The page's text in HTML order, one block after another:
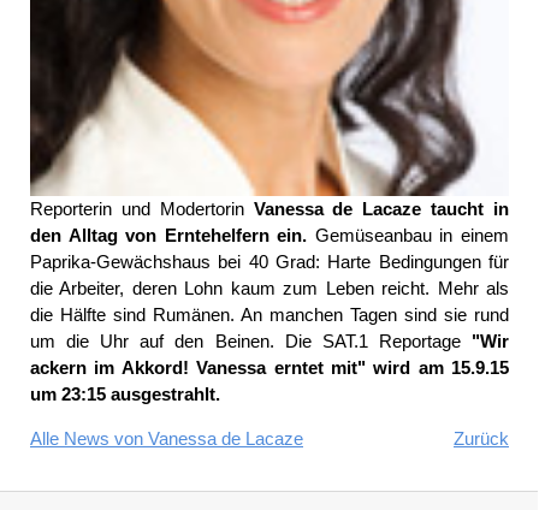
Reporterin und Modertorin Vanessa de Lacaze taucht in
den Alltag von Erntehelfern ein. Gemüseanbau in einem
Paprika-Gewächshaus bei 40 Grad: Harte Bedingungen für
die Arbeiter, deren Lohn kaum zum Leben reicht. Mehr als
die Hälfte sind Rumänen. An manchen Tagen sind sie rund
um die Uhr auf den Beinen. Die SAT.1 Reportage "Wir
ackern im Akkord! Vanessa erntet mit" wird am 15.9.15
um 23:15 ausgestrahlt.
Alle News von Vanessa de Lacaze Zurück